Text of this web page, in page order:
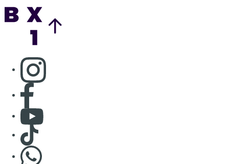
Consulter page Instagram
Consulter page Facebook
Consulter Youtube
Consulter TikTok